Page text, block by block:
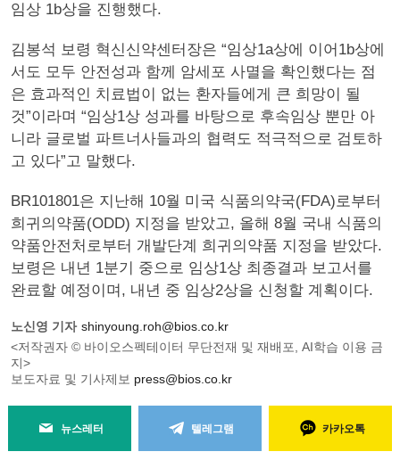
임상 1b상을 진행했다.
김봉석 보령 혁신신약센터장은 “임상1a상에 이어1b상에
서도 모두 안전성과 함께 암세포 사멸을 확인했다는 점
은 효과적인 치료법이 없는 환자들에게 큰 희망이 될
것”이라며 “임상1상 성과를 바탕으로 후속임상 뿐만 아
니라 글로벌 파트너사들과의 협력도 적극적으로 검토하
고 있다”고 말했다.
BR101801은 지난해 10월 미국 식품의약국(FDA)로부터
희귀의약품(ODD) 지정을 받았고, 올해 8월 국내 식품의
약품안전처로부터 개발단계 희귀의약품 지정을 받았다.
보령은 내년 1분기 중으로 임상1상 최종결과 보고서를
완료할 예정이며, 내년 중 임상2상을 신청할 계획이다.
노신영 기자 shinyoung.roh@bios.co.kr
<저작권자 © 바이오스펙테이터 무단전재 및 재배포, AI학습 이용 금
지>
보도자료 및 기사제보 press@bios.co.kr
뉴스레터 텔레그램 카카오톡